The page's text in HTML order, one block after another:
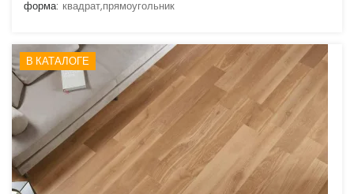
форма: квадрат,прямоугольник
В КАТАЛОГЕ